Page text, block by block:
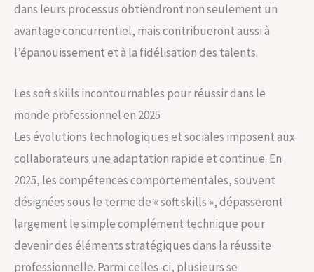
dans leurs processus obtiendront non seulement un
avantage concurrentiel, mais contribueront aussi à
l’épanouissement et à la fidélisation des talents.
Les soft skills incontournables pour réussir dans le
monde professionnel en 2025
Les évolutions technologiques et sociales imposent aux
collaborateurs une adaptation rapide et continue. En
2025, les compétences comportementales, souvent
désignées sous le terme de « soft skills », dépasseront
largement le simple complément technique pour
devenir des éléments stratégiques dans la réussite
professionnelle. Parmi celles-ci, plusieurs se